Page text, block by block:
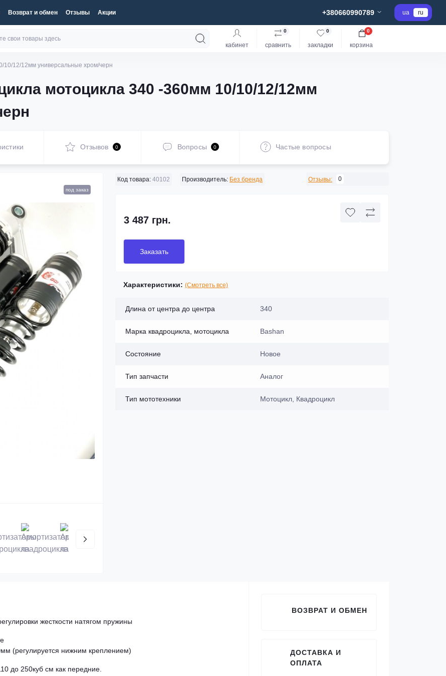
Возврат и обмен Отзывы Акции +380660990789 ua ru
кабинет сравнить
0
закладки
0
корзина
0
10/12/12мм универсальные хром/черн
мотоцикла 340 -360мм 10/10/12/12мм
Отзывов 0 Вопросы 0 Частые вопросы
под заказ
Код товара: 40102 Производитель: Без бренда Отзывы: 0
3 487 грн.
Заказать
Характеристики: (Смотреть все)
Длина от центра до центра 340
Марка квадроцикла, мотоцикла Bashan
Состояние Новое
Тип запчасти Аналог
Тип мототехники Мотоцикл, Квадроцикл
жесткости натягом пружины
(регулируется нижним креплением)
до 250куб см как передние.
ВОЗВРАТ И ОБМЕН
ДОСТАВКА И
ОПЛАТА